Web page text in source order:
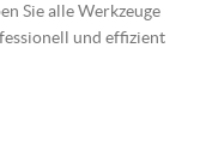
Sie alle Werkzeuge
und effizient